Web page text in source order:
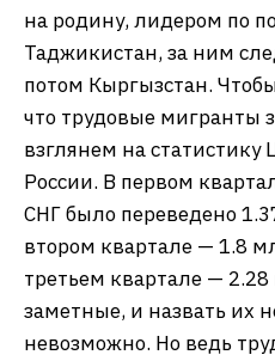
на родину, лидером по
Таджикистан, за ним
потом Кыргызстан.
что трудовые мигранты
взглянем на статистику
России. В первом
СНГ было переведено
втором квартале — 1.8
третьем квартале —
заметные, и назвать их
невозможно. Но ведь